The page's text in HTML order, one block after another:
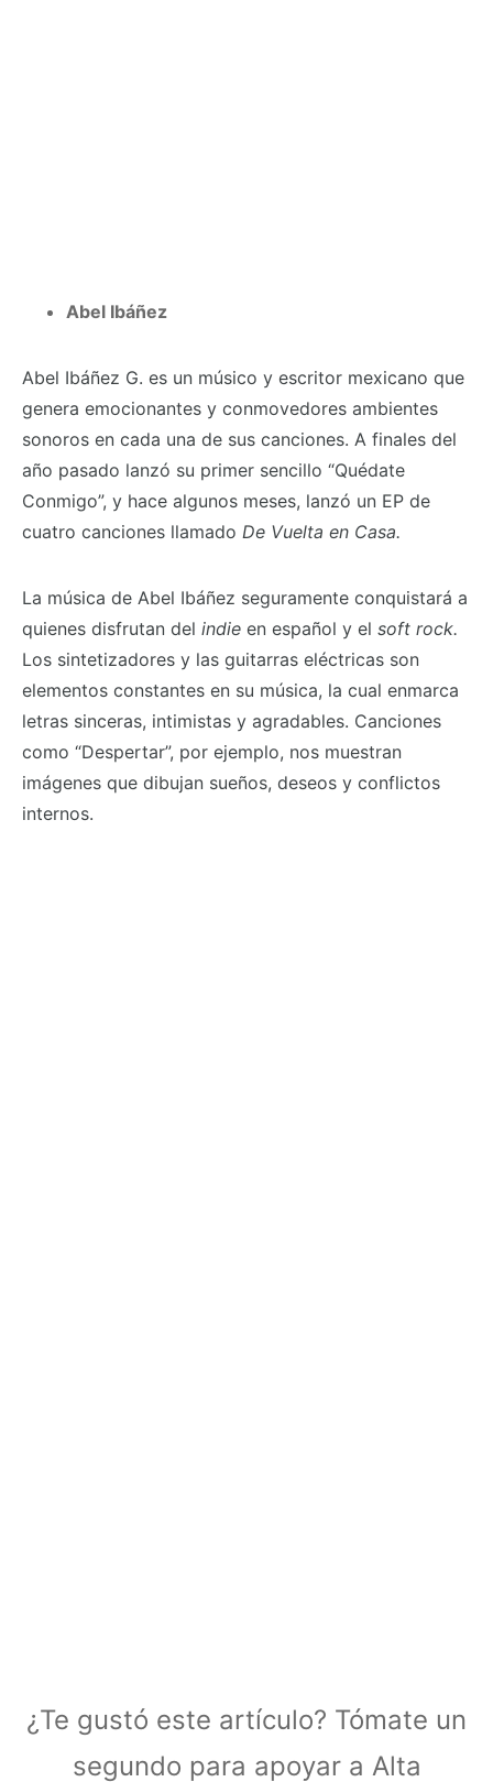
Abel Ibáñez
Abel Ibáñez G. es un músico y escritor mexicano que
genera emocionantes y conmovedores ambientes
sonoros en cada una de sus canciones. A finales del
año pasado lanzó su primer sencillo “Quédate
Conmigo”, y hace algunos meses, lanzó un EP de
cuatro canciones llamado De Vuelta en Casa.
La música de Abel Ibáñez seguramente conquistará a
quienes disfrutan del indie en español y el soft rock.
Los sintetizadores y las guitarras eléctricas son
elementos constantes en su música, la cual enmarca
letras sinceras, intimistas y agradables. Canciones
como “Despertar”, por ejemplo, nos muestran
imágenes que dibujan sueños, deseos y conflictos
internos.
¿Te gustó este artículo? Tómate un
segundo para apoyar a Alta